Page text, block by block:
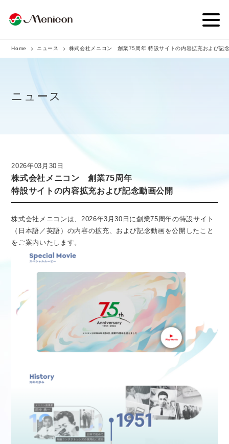
企業情報
商品サイト
ニュース
採用情報
医療従事者向け情報 GLOBAL
Home ニュース 株式会社メニコン 創業75周年 特設サイトの内容拡充および記
ニュース
2026年03月30日
株式会社メニコン 創業75周年
特設サイトの内容拡充および記念動画公開
株式会社メニコンは、2026年3月30日に創業75周年の特設サイト
（日本語／英語）の内容の拡充、および記念動画を公開したこと
をご案内いたします。